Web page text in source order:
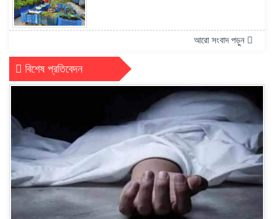
আরো সংবাদ পড়ুন
বিশেষ প্রতিবেদন